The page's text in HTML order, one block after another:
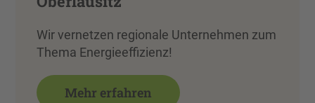
Wir vernetzen regionale Unternehmen zum
Thema Energieeffizienz!
Mehr erfahren